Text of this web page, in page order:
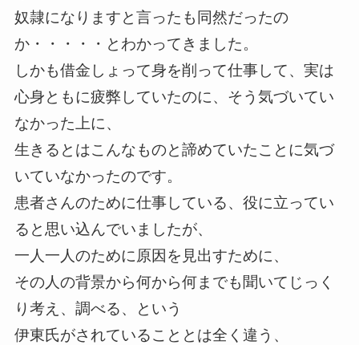
奴隷になりますと言ったも同然だったの
か・・・・・とわかってきました。
しかも借金しょって身を削って仕事して、実は
心身ともに疲弊していたのに、そう気づいてい
なかった上に、
生きるとはこんなものと諦めていたことに気づ
いていなかったのです。
患者さんのために仕事している、役に立ってい
ると思い込んでいましたが、
一人一人のために原因を見出すために、
その人の背景から何から何までも聞いてじっく
り考え、調べる、という
伊東氏がされていることとは全く違う、